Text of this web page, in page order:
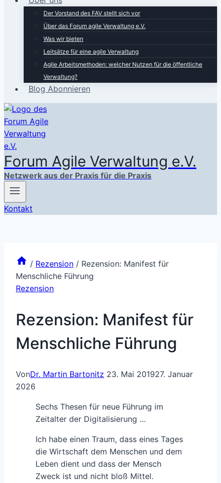
Der Vorstand des FAV stellt sich vor
Über das Forum agile Verwaltung e.V.
Was wir bieten
Leitsätze für eine agile Verwaltung
Agile Arbeitsmethoden: welcher Nutzen für die öffentliche
Verwaltung?
Blog Abonnieren
Forum Agile Verwaltung e.V.
Netzwerk aus der Praxis für die Praxis
Kontakt
/ Rezension / Rezension: Manifest für
Menschliche Führung
Rezension
Rezension: Manifest für
Menschliche Führung
VonDr. Martin Bartonitz 23. Mai 201927. Januar
2026
Sechs Thesen für neue Führung im
Zeitalter der Digitalisierung …
Ich habe einen Traum, dass eines Tages
die Wirtschaft dem Menschen und dem
Leben dient und dass der Mensch
Zweck ist und nicht bloß Mittel.